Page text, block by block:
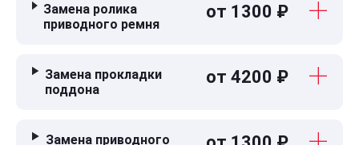
Замена ролика
приводного ремня
от 1300 ₽
Замена прокладки
поддона
от 4200 ₽
Замена приводного